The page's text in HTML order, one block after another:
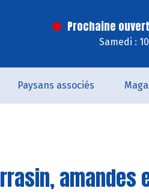
Prochaine
Samedi :
Paysans associés
amandes